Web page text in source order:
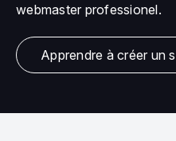
webmaster professionel.
Apprendre à créer un